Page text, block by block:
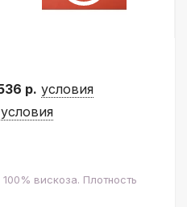
р. условия
условия
вискоза. Плотность